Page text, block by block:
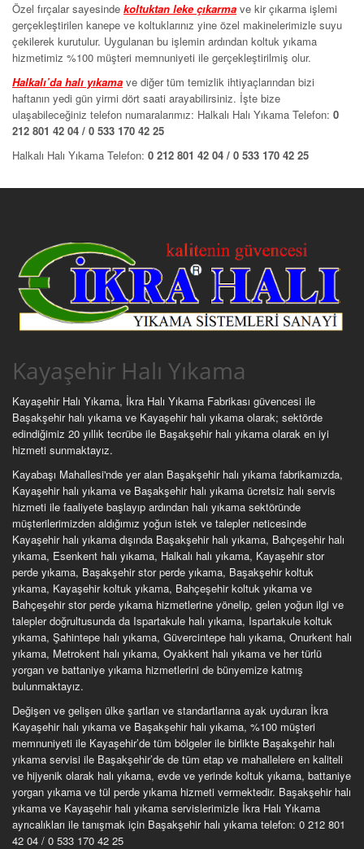
Özel fırçalar sayesinde koltuktan leke çıkarma ve kir çıkarma işlemi
gerçekleştirilen kanepe ve koltuklarınız yine özel makinelerimizle suyu
çekilerek kurutulur. Uygulanan bu işlemin ardından koltuk yıkama
hizmetimiz %100 müşteri memnuniyeti ile gerçekleştirilmiş olur.
Halkalı’da halı yıkama ve diğer tüm temizlik ihtiyaçlarından bizi
haftanın yedi gün yirmi dört saati arayabilirsiniz. İşte bize
ulaşabileceğiniz telefon numaralarımız: Halkalı Halı Yıkama Telefon: 0
212 801 42 04 / 0 533 170 42 25
Halkalı Halı Yıkama Telefon: 0 212 801 42 04 / 0 533 170 42 25
Kayaşehir Halı Yıkama
Kayaşehir Halı Yıkama, İkra Halı Yıkama Fabrikası güvencesi ile
Başakşehir halı yıkama ve Kayaşehir halı yıkama olarak; sektörde
edindiğimiz 20 yıllık tecrübe ile Başakşehir halı yıkama olarak en iyi
hizmeti sunmaktayız.
Kayabaşı Mahallesi'nde yer alan Başakşehir halı yıkama fabrikamızda,
Kayaşehir halı yıkama ve Başakşehir halı yıkama ücretsiz halı servis
hizmeti ile faaliyete başlayıp ardından halı yıkama sektöründe
müşterilerimizden aldığımız yoğun istek ve talepler neticesinde
Kayaşehir halı yıkama dışında Başakşehir halı yıkama, Bahçeşehir halı
yıkama, Esenkent halı yıkama, Halkalı halı yıkama, Kayaşehir stor
perde yıkama, Başakşehir stor perde yıkama, Başakşehir koltuk
yıkama, Kayaşehir koltuk yıkama, Bahçeşehir koltuk yıkama ve
Bahçeşehir stor perde yıkama hizmetlerine yönelip, gelen yoğun ilgi ve
talepler doğrultusunda da Ispartakule halı yıkama, Ispartakule koltuk
yıkama, Şahintepe halı yıkama, Güvercintepe halı yıkama, Onurkent halı
yıkama, Metrokent halı yıkama, Oyakkent halı yıkama ve her türlü
yorgan ve battaniye yıkama hizmetlerini de bünyemize katmış
bulunmaktayız.
Değişen ve gelişen ülke şartları ve standartlarına ayak uyduran İkra
Kayaşehir halı yıkama ve Başakşehir halı yıkama, %100 müşteri
memnuniyeti ile Kayaşehir’de tüm bölgeler ile birlikte Başakşehir halı
yıkama servisi ile Başakşehir’de de tüm etap ve mahallelere en kaliteli
ve hijyenik olarak halı yıkama, evde ve yerinde koltuk yıkama, battaniye
yorgan yıkama ve tül perde yıkama hizmeti vermektedir. Başakşehir halı
yıkama ve Kayaşehir halı yıkama servislerimizle İkra Halı Yıkama
ayrıcalıkları ile tanışmak için Başakşehir halı yıkama telefon: 0 212 801
42 04 / 0 533 170 42 25